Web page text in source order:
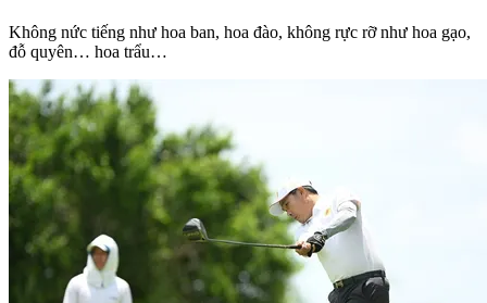
Không nức tiếng như hoa ban, hoa đào, không rực rỡ như hoa gạo,
đỗ quyên… hoa trẩu…